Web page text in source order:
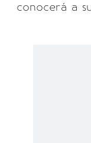
conocerá a